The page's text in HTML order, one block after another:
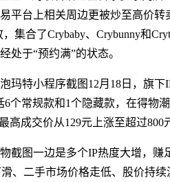
平台上相关周边更被炒至高价转
集合了Crybaby、Crybunny和
处于“预约满”的状态。
玛特小程序截图12月18日，旗
6个常规款和1个隐藏款，在得物
高成交价从129元上涨至超过800
截图一边是多个IP热度大增，
滑、二手市场价格走低、股价持